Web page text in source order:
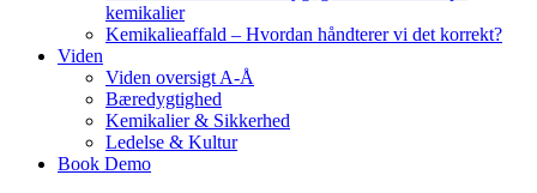
kemikalier
Kemikalieaffald – Hvordan håndterer vi det korrekt?
Viden
Viden oversigt A-Å
Bæredygtighed
Kemikalier & Sikkerhed
Ledelse & Kultur
Book Demo